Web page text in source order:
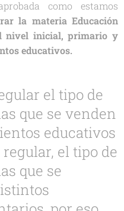
como estamos
la materia Educación
nivel inicial, primario y
educativos.
el tipo de
que se venden
educativos
el tipo de
que se